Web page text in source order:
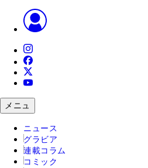
メニュ
ニュース
グラビア
連載コラム
コミック